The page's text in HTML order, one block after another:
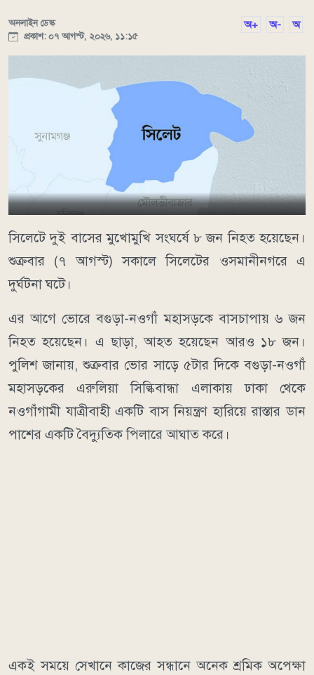
অনলাইন ডেস্ক
প্রকাশ: ০৭ আগস্ট, ২০২৬, ১১:১৫
অ+ অ- অ
সিলেটে দুই বাসের মুখোমুখি সংঘর্ষে ৮ জন নিহত হয়েছেন।
শুক্রবার (৭ আগস্ট) সকালে সিলেটের ওসমানীনগরে এ
দুর্ঘটনা ঘটে।
এর আগে ভোরে বগুড়া-নওগাঁ মহাসড়কে বাসচাপায় ৬ জন
নিহত হয়েছেন। এ ছাড়া, আহত হয়েছেন আরও ১৮ জন।
পুলিশ জানায়, শুক্রবার ভোর সাড়ে ৫টার দিকে বগুড়া-নওগাঁ
মহাসড়কের এরুলিয়া সিল্কিবান্ধা এলাকায় ঢাকা থেকে
নওগাঁগামী যাত্রীবাহী একটি বাস নিয়ন্ত্রণ হারিয়ে রাস্তার ডান
পাশের একটি বৈদ্যুতিক পিলারে আঘাত করে।
একই সময়ে সেখানে কাজের সন্ধানে অনেক শ্রমিক অপেক্ষা